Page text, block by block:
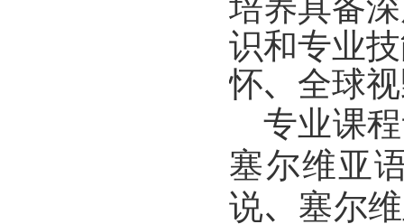
培养具备
识和专业
怀、全球
专业课
塞尔维亚
说、塞尔